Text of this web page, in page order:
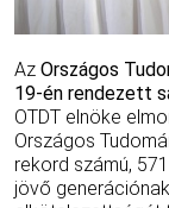
Az Országos
19-én rendezett
OTDT elnöke
Országos
rekord számú,
jövő